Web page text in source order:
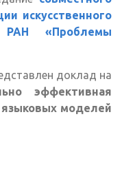
искусственного
«Проблемы
доклад на
эффективная
моделей